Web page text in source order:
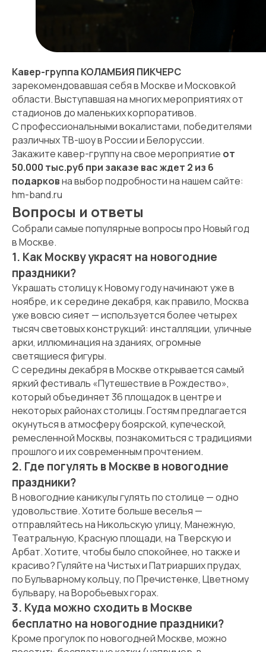
Кавер-группа КОЛАМБИЯ ПИКЧЕРС
зарекомендовавшая себя в Москве и Московкой
области. Выступавшая на многих мероприятиях от
стадионов до маленьких корпоративов.
С профессиональными вокалистами, победителями
различных ТВ-шоу в России и Белоруссии.
Закажите кавер-группу на свое мероприятие от
50.000 тыс.руб при заказе вас ждет 2 из 6
подарковна выбор подробности на нашем сайте:
hm-band.ru
Вопросы и ответы
Собрали самые популярные вопросы про Новый год
в Москве.
1. Как Москву украсят на новогодние
праздники?
Украшать столицу к Новому году начинают уже в
ноябре, и к середине декабря, как правило, Москва
уже вовсю сияет — используется более четырех
тысяч световых конструкций: инсталляции, уличные
арки, иллюминация на зданиях, огромные
светящиеся фигуры.
С середины декабря в Москве открывается самый
яркий фестиваль «Путешествие в Рождество»,
который объединяет 36 площадок в центре и
некоторых районах столицы. Гостям предлагается
окунуться в атмосферу боярской, купеческой,
ремесленной Москвы, познакомиться с традициями
прошлого и их современным прочтением.
2. Где погулять в Москве в новогодние
праздники?
В новогодние каникулы гулять по столице — одно
удовольствие. Хотите больше веселья —
отправляйтесь на Никольскую улицу, Манежную,
Театральную, Красную площади, на Тверскую и
Арбат. Хотите, чтобы было спокойнее, но также и
красиво? Гуляйте на Чистых и Патриарших прудах,
по Бульварному кольцу, по Пречистенке, Цветному
бульвару, на Воробьевых горах.
3. Куда можно сходить в Москве
бесплатно на новогодние праздники?
Кроме прогулок по новогодней Москве, можно